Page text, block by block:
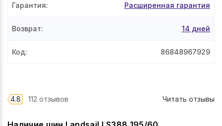
Гарантия: Расширенная гарантия
Возврат: 14 дней
Код: 86848967929
4.8 112 отзывов Читать отзывы